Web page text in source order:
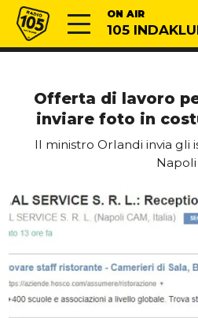
Vai al contenuto
Radio 105 ON AIR
105
Offerta di lavoro
inviare foto in
Il ministro Orlandi invia gli
Napoli